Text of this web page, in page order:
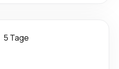
5 Tage